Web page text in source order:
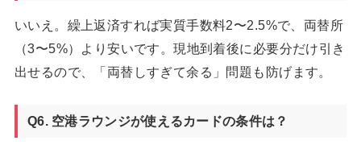
いいえ。繰上返済すれば実質手数料2〜2.5%で、両替所
（3〜5%）より安いです。現地到着後に必要分だけ引き
出せるので、「両替しすぎて余る」問題も防げます。
Q6. 空港ラウンジが使えるカードの条件は？